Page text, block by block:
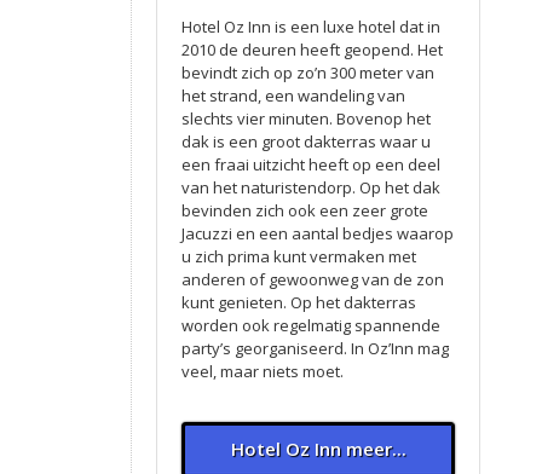
Hotel Oz Inn is een luxe hotel dat in
2010 de deuren heeft geopend. Het
bevindt zich op zo’n 300 meter van
het strand, een wandeling van
slechts vier minuten. Bovenop het
dak is een groot dakterras waar u
een fraai uitzicht heeft op een deel
van het naturistendorp. Op het dak
bevinden zich ook een zeer grote
Jacuzzi en een aantal bedjes waarop
u zich prima kunt vermaken met
anderen of gewoonweg van de zon
kunt genieten. Op het dakterras
worden ook regelmatig spannende
party’s georganiseerd. In Oz’Inn mag
veel, maar niets moet.
Hotel Oz Inn meer...